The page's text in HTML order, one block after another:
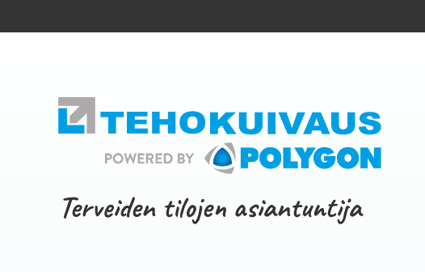
Terveiden tilojen asiantuntija